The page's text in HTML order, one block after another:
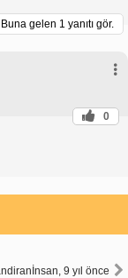
Buna gelen 1 yanıtı gör.
0
9 yıl önce